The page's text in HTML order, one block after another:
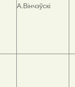
А.Вінчэўскі